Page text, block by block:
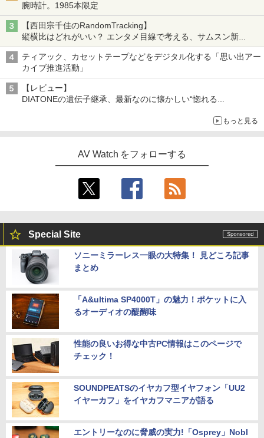
腕時計。1985本限定
【西田宗千佳のRandomTracking】
縦横比はどれがいい？ エンタメ目線で考える、サムスン新
「Galaxy Z Fold」
ティアック、カセットテープなどをデジタル化する「思い出アー
カイブ推進活動」
【レビュー】
DIATONEの遺伝子継承、最新なのに懐かしい“惚れる
もっと見る
AV Watch をフォローする
Special Site
ソニーミラーレス一眼の大特集！ 見どころ記事
まとめ
「A&ultima SP4000T」の魅力！ポケットに入
るオーディオの醍醐味
性能の良いお得な中古PC情報はこのページで
チェック！
SOUNDPEATSのイヤカフ型イヤフォン「UU2
イヤーカフ」をイヤカフマニアが語る
エントリーなのに脅威の実力!「Osprey」Nobl